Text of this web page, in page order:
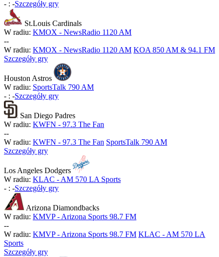
- : -Szczegóły gry
St.Louis Cardinals
W radiu: KMOX - NewsRadio 1120 AM
--
W radiu: KMOX - NewsRadio 1120 AM KOA 850 AM & 94.1 FM
Szczegóły gry
Houston Astros
W radiu: SportsTalk 790 AM
- : -Szczegóły gry
San Diego Padres
W radiu: KWFN - 97.3 The Fan
--
W radiu: KWFN - 97.3 The Fan SportsTalk 790 AM
Szczegóły gry
Los Angeles Dodgers
W radiu: KLAC - AM 570 LA Sports
- : -Szczegóły gry
Arizona Diamondbacks
W radiu: KMVP - Arizona Sports 98.7 FM
--
W radiu: KMVP - Arizona Sports 98.7 FM KLAC - AM 570 LA
Sports
Szczegóły gry